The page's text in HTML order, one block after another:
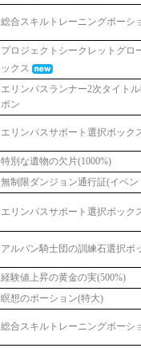
総合スキルトレーニングポーシ
プロジェクトシークレットグロ
ックス
エリンパスランナー2次タイト
ポン
エリンパスサポート選択ボック
特別な遺物の欠片(1000%)
無制限ダンジョン通行証(イベン
エリンパスサポート選択ボック
アルバン騎士団の訓練石選択ボ
経験値上昇の黄金の実(500%)
瞑想のポーション(特大)
総合スキルトレーニングポーシ